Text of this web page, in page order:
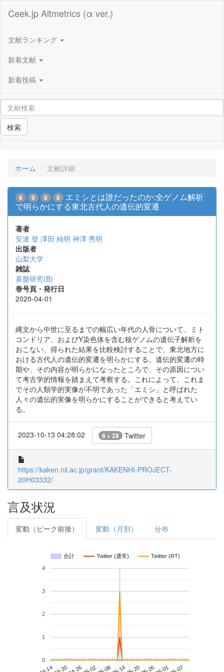
Ceek.jp Altmetrics (α ver.)
文献ランキング
新着文献
新着投稿
検索
ホーム 文献詳細
6 0 0 0
エミシとは誰だったのか:全ゲノム解析
で明らかにする東北古代人の遺伝的変遷
著者
安達 登 澤田 純明 神澤 秀明
出版者
山梨大学
雑誌
基盤研究(B)
巻号頁・発行日
2020-04-01
縄文から中世に至るまでの幅広い年代の人骨について、ミト
コンドリア、およびY染色体を含む核ゲノムの遺伝子解析を
おこない、得られた結果を比較検討することで、東北地方に
おける古代人の遺伝的変遷を明らかにする。遺伝的変遷の時
期や、その内容が明らかになったところで、その原因につい
て考古学的情報を踏まえて考察する。これによって、これま
でその人類学的実像が不明であった「エミシ」と呼ばれた
人々の遺伝的実像を明らかにすることができると考えてい
る。
2023-10-13 04:28:02 6 + 28 Twitter
https://kaken.nii.ac.jp/grant/KAKENHI-PROJECT-
20H03332/
言及状況
変動（ピーク前後） 変動（月別） 分布
合計 Twitter (通常) Twitter (RT)
0
1
2
3
4